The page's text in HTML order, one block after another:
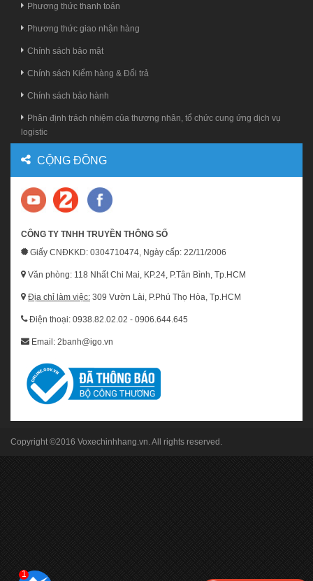
Phương thức thanh toán
Phương thức giao nhận hàng
Chính sách bảo mật
Chính sách Kiểm hàng & Đổi trả
Chính sách bảo hành
Phân định trách nhiệm của thương nhân, tổ chức cung ứng dịch vụ
logistic
CỘNG ĐỒNG
CÔNG TY TNHH TRUYỀN THÔNG SỐ
Giấy CNĐKKD: 0304710474, Ngày cấp: 22/11/2006
Văn phòng: 118 Nhất Chi Mai, KP.24, P.Tân Bình, Tp.HCM
Địa chỉ làm việc: 309 Vườn Lài, P.Phú Thọ Hòa, Tp.HCM
Điện thoại: 0938.82.02.02 - 0906.644.645
Email: 2banh@igo.vn
Copyright ©2016 Voxechinhhang.vn. All rights reserved.
1